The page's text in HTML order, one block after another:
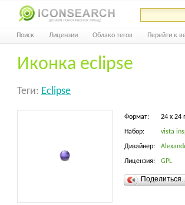
Поиск Лицензии Облако тегов Перейти к
Иконка eclipse
Теги: Eclipse
Формат: 24 x 24
Набор: vista
Дизайнер:
Лицензия: GPL